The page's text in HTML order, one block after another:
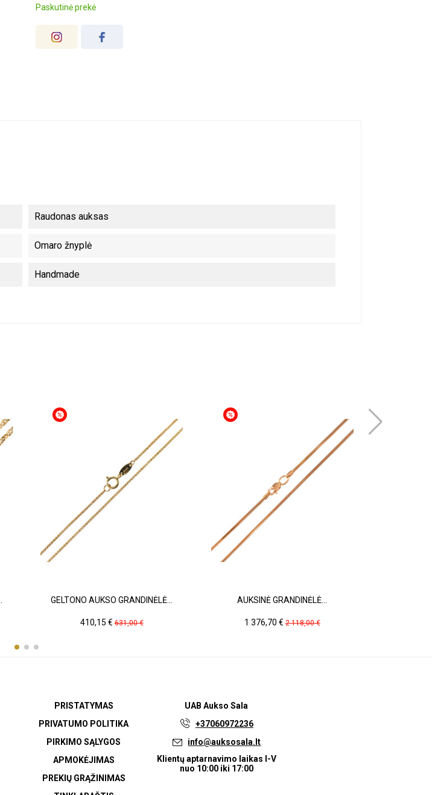
Paskutinė prekė
Raudonas auksas
Omaro žnyplė
Handmade
GELTONO AUKSO GRANDINĖLĖ...
Kaina
410,15 €Pradinė
kaina
631,00 €
AUKSINĖ GRANDINĖLĖ...
Kaina
1 376,70 €Pradinė
kaina
2 118,00 €
PRISTATYMAS
PRIVATUMO POLITIKA
PIRKIMO SĄLYGOS
APMOKĖJIMAS
PREKIŲ GRĄŽINIMAS
UABAukso Sala
+37060972236
info@auksosala.lt
Klientų aptarnavimo laikas I-V
nuo 10:00 iki 17:00